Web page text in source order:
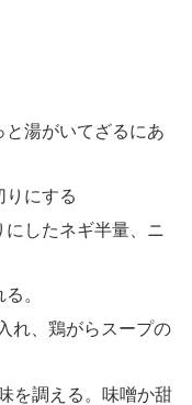
と湯がいてざるにあ
りにする
したネギ半量、ニ
。
れ、鶏がらスープの
を調える。味噌か甜